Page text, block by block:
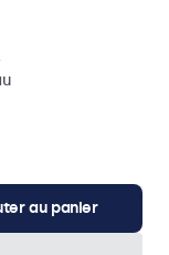
au panier